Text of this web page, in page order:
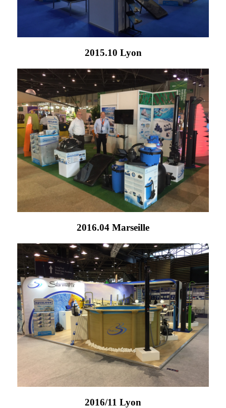
2015.10 Lyon
2016.04 Marseille
2016/11 Lyon